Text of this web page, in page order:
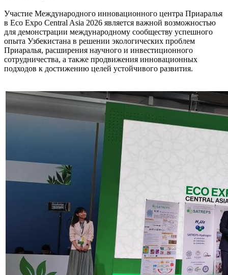
Участие Международного инновационного центра Приаралья
в Eco Expo Central Asia 2026 является важной возможностью
для демонстрации международному сообществу успешного
опыта Узбекистана в решении экологических проблем
Приаралья, расширения научного и инвестиционного
сотрудничества, а также продвижения инновационных
подходов к достижению целей устойчивого развития.